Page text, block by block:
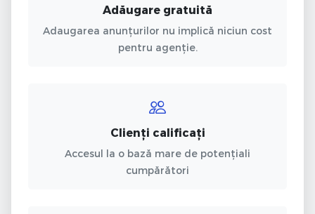
Adăugare gratuită
Adaugarea anunțurilor nu implică niciun cost
pentru agenție.
Clienți calificați
Accesul la o bază mare de potențiali
cumpărători